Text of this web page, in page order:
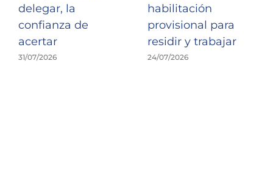
delegar, la
confianza de
acertar
31/07/2026
habilitación
provisional para
residir y trabajar
24/07/2026